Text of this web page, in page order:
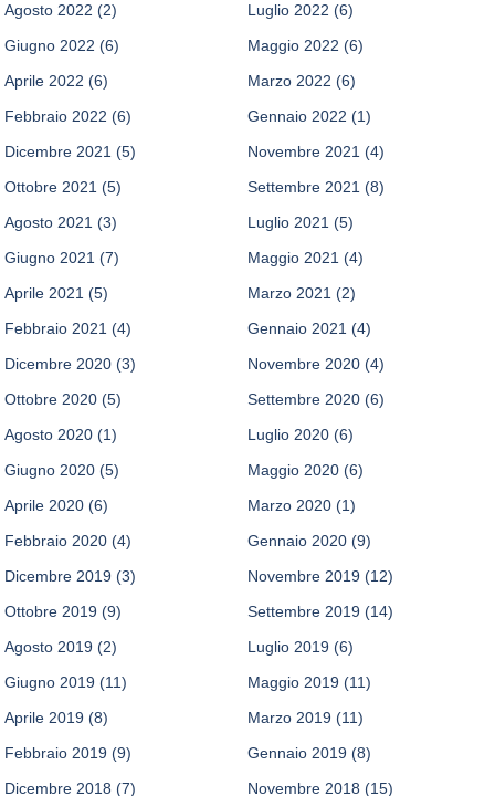
Agosto 2022 (2) Luglio 2022 (6)
Giugno 2022 (6) Maggio 2022 (6)
Aprile 2022 (6) Marzo 2022 (6)
Febbraio 2022 (6) Gennaio 2022 (1)
Dicembre 2021 (5) Novembre 2021 (4)
Ottobre 2021 (5) Settembre 2021 (8)
Agosto 2021 (3) Luglio 2021 (5)
Giugno 2021 (7) Maggio 2021 (4)
Aprile 2021 (5) Marzo 2021 (2)
Febbraio 2021 (4) Gennaio 2021 (4)
Dicembre 2020 (3) Novembre 2020 (4)
Ottobre 2020 (5) Settembre 2020 (6)
Agosto 2020 (1) Luglio 2020 (6)
Giugno 2020 (5) Maggio 2020 (6)
Aprile 2020 (6) Marzo 2020 (1)
Febbraio 2020 (4) Gennaio 2020 (9)
Dicembre 2019 (3) Novembre 2019 (12)
Ottobre 2019 (9) Settembre 2019 (14)
Agosto 2019 (2) Luglio 2019 (6)
Giugno 2019 (11) Maggio 2019 (11)
Aprile 2019 (8) Marzo 2019 (11)
Febbraio 2019 (9) Gennaio 2019 (8)
Dicembre 2018 (7) Novembre 2018 (15)